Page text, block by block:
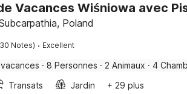
Vacances Wiśniowa avec
Poland
Notes) · Excellent
· 8 Personnes · 2 Animaux · 4
Transats Jardin
+ 29 plus